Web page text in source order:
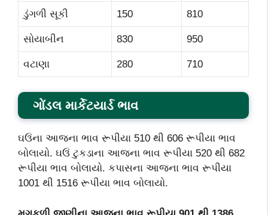
ડુંગળી સૂકી 150 810
સોયાબીન 830 950
વટાણા 280 710
ગોંડલ માર્કેટયાર્ડ ભાવ
ઘઉંના આજના ભાવ રૂપીયા 510 થી 606 રૂપીયા ભાવ
બોલાયો. ઘઉં ટુકડાના આજના ભાવ રૂપીયા 520 થી 682
રૂપીયા ભાવ બોલાયો. કપાસના આજના ભાવ રૂપીયા
1001 થી 1516 રૂપીયા ભાવ બોલાયો.